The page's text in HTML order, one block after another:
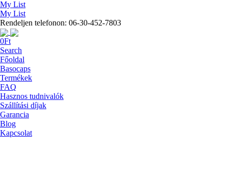
My List
My List
Rendeljen telefonon: 06-30-452-7803
0Ft
Search
Főoldal
Basocaps
Termékek
FAQ
Hasznos tudnivalók
Szállítási díjak
Garancia
Blog
Kapcsolat